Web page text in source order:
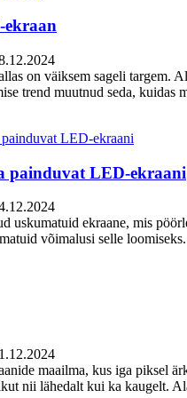
on väiksem sageli targem.
trend muutnud seda, kuidas
painduvat LED-ekraani
uskumatuid ekraane, mis
võimalusi selle
maailma, kus iga piksel
nii lähedalt kui ka kaugelt.